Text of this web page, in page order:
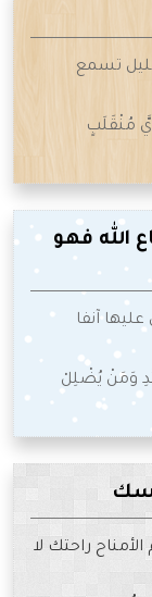
تسمع
مُنْقَلَبٍ
الله فهو
آنفا
وَمَنْ يُضْلِلْ
راحتك لا